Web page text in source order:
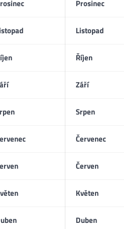
Prosinec
Listopad
Říjen
Září
Srpen
Červenec
Červen
Květen
Duben